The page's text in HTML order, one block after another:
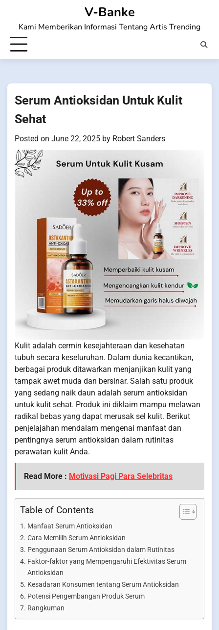
content
V-Banke
Kami Memberikan Informasi Tentang Artis Trending
Serum Antioksidan Untuk Kulit
Sehat
Posted on June 22, 2025 by Robert Sanders
Kulit adalah cermin kesejahteraan dan kesehatan
tubuh secara keseluruhan. Dalam dunia kecantikan,
berbagai produk ditawarkan menjanjikan kulit yang
tampak awet muda dan bersinar. Salah satu produk
yang sedang naik daun adalah serum antioksidan
untuk kulit sehat. Produk ini diklaim mampu melawan
radikal bebas yang dapat merusak sel kulit. Berikut
penjelajahan mendalam mengenai manfaat dan
pentingnya serum antioksidan dalam rutinitas
perawatan kulit Anda.
Read More : Motivasi Pagi Para Selebritas
Table of Contents
Manfaat Serum Antioksidan
Cara Memilih Serum Antioksidan
Penggunaan Serum Antioksidan dalam Rutinitas
Faktor-faktor yang Mempengaruhi Efektivitas Serum
Antioksidan
Kesadaran Konsumen tentang Serum Antioksidan
Potensi Pengembangan Produk Serum
Rangkuman